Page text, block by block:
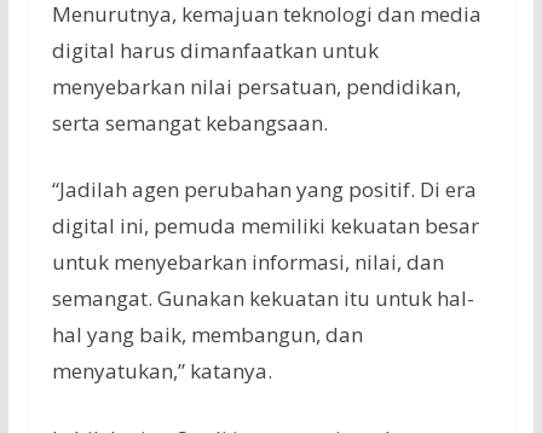
Menurutnya, kemajuan teknologi dan media
digital harus dimanfaatkan untuk
menyebarkan nilai persatuan, pendidikan,
serta semangat kebangsaan.
“Jadilah agen perubahan yang positif. Di era
digital ini, pemuda memiliki kekuatan besar
untuk menyebarkan informasi, nilai, dan
semangat. Gunakan kekuatan itu untuk hal-
hal yang baik, membangun, dan
menyatukan,” katanya.